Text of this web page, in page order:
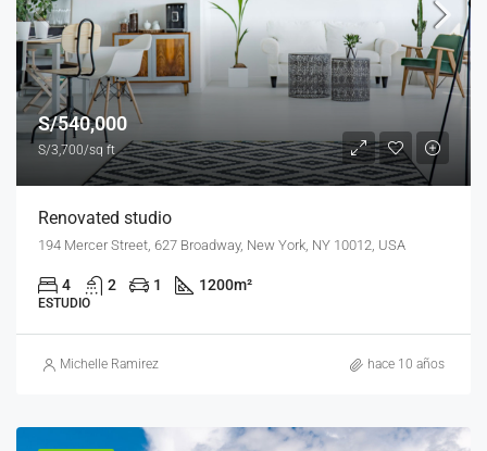
S/540,000
S/3,700/sq ft
Renovated studio
194 Mercer Street, 627 Broadway, New York, NY 10012, USA
4 2 1 1200m²
ESTUDIO
Michelle Ramirez hace 10 años